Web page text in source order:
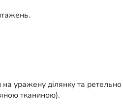
на уражену ділянку та
тканиною).